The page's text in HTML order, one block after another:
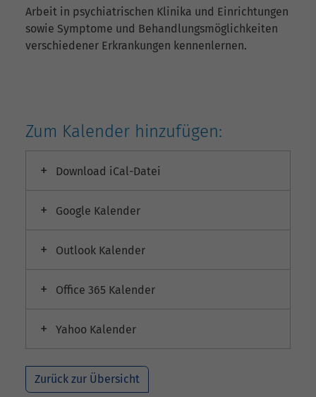
Arbeit in psychiatrischen Klinika und Einrichtungen
sowie Symptome und Behandlungsmöglichkeiten
verschiedener Erkrankungen kennenlernen.
Zum Kalender hinzufügen:
Download iCal-Datei
Google Kalender
Outlook Kalender
Office 365 Kalender
Yahoo Kalender
Zurück zur Übersicht